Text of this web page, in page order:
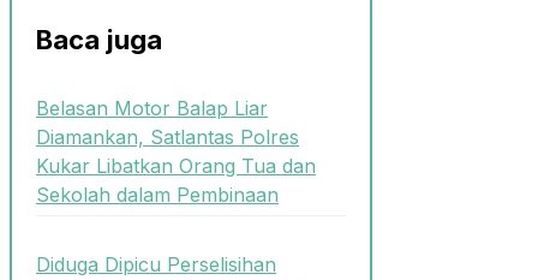
Baca juga
Belasan Motor Balap Liar
Diamankan, Satlantas Polres
Kukar Libatkan Orang Tua dan
Sekolah dalam Pembinaan
Diduga Dipicu Perselisihan